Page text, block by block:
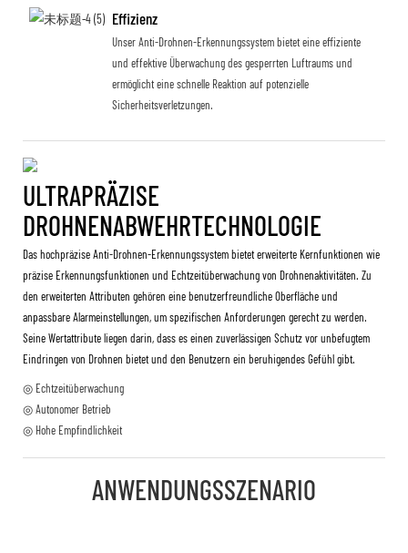
Effizienz
Unser Anti-Drohnen-Erkennungssystem bietet eine effiziente
und effektive Überwachung des gesperrten Luftraums und
ermöglicht eine schnelle Reaktion auf potenzielle
Sicherheitsverletzungen.
ULTRAPRÄZISE
DROHNENABWEHRTECHNOLOGIE
Das hochpräzise Anti-Drohnen-Erkennungssystem bietet erweiterte Kernfunktionen wie
präzise Erkennungsfunktionen und Echtzeitüberwachung von Drohnenaktivitäten. Zu
den erweiterten Attributen gehören eine benutzerfreundliche Oberfläche und
anpassbare Alarmeinstellungen, um spezifischen Anforderungen gerecht zu werden.
Seine Wertattribute liegen darin, dass es einen zuverlässigen Schutz vor unbefugtem
Eindringen von Drohnen bietet und den Benutzern ein beruhigendes Gefühl gibt.
◎ Echtzeitüberwachung
◎ Autonomer Betrieb
◎ Hohe Empfindlichkeit
ANWENDUNGSSZENARIO